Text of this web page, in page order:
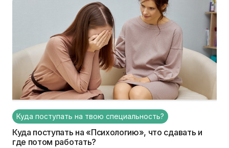
Куда поступать на твою специальность?
Куда поступать на «Психологию», что сдавать и
где потом работать?